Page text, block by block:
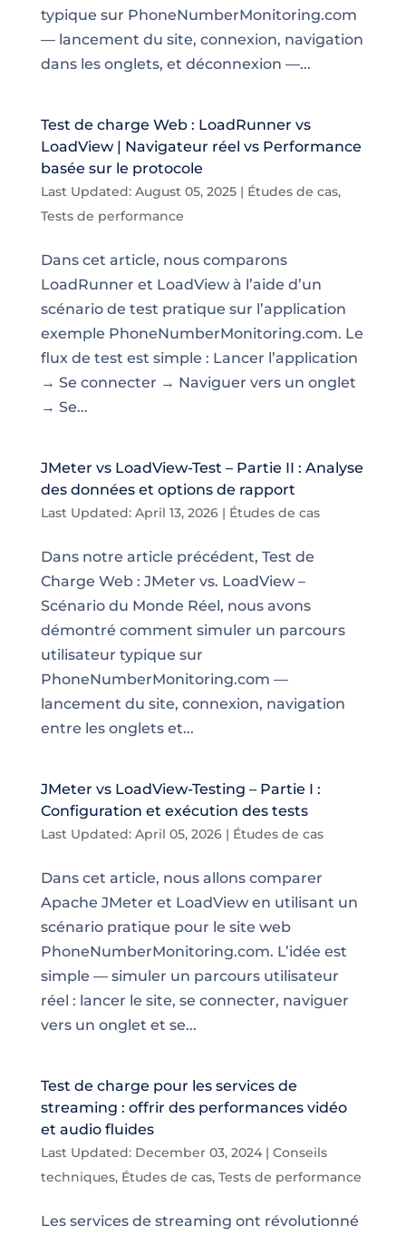
typique sur PhoneNumberMonitoring.com
— lancement du site, connexion, navigation
dans les onglets, et déconnexion —...
Test de charge Web : LoadRunner vs
LoadView | Navigateur réel vs Performance
basée sur le protocole
Last Updated: August 05, 2025| Études de cas,
Tests de performance
Dans cet article, nous comparons
LoadRunner et LoadView à l’aide d’un
scénario de test pratique sur l’application
exemple PhoneNumberMonitoring.com. Le
flux de test est simple : Lancer l’application
→ Se connecter → Naviguer vers un onglet
→ Se...
JMeter vs LoadView-Test – Partie II : Analyse
des données et options de rapport
Last Updated: April 13, 2026| Études de cas
Dans notre article précédent, Test de
Charge Web : JMeter vs. LoadView –
Scénario du Monde Réel, nous avons
démontré comment simuler un parcours
utilisateur typique sur
PhoneNumberMonitoring.com —
lancement du site, connexion, navigation
entre les onglets et...
JMeter vs LoadView-Testing – Partie I :
Configuration et exécution des tests
Last Updated: April 05, 2026| Études de cas
Dans cet article, nous allons comparer
Apache JMeter et LoadView en utilisant un
scénario pratique pour le site web
PhoneNumberMonitoring.com. L’idée est
simple — simuler un parcours utilisateur
réel : lancer le site, se connecter, naviguer
vers un onglet et se...
Test de charge pour les services de
streaming : offrir des performances vidéo
et audio fluides
Last Updated: December 03, 2024| Conseils
techniques, Études de cas, Tests de performance
Les services de streaming ont révolutionné